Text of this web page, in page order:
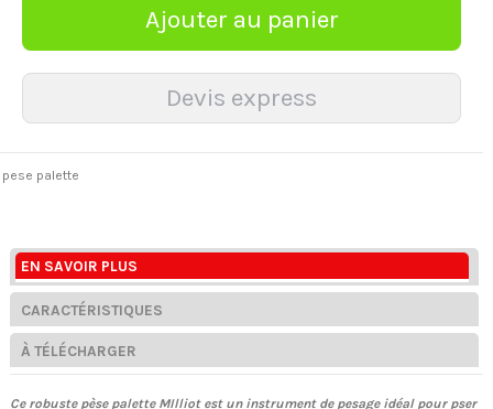
pese palette
EN SAVOIR PLUS
CARACTÉRISTIQUES
À TÉLÉCHARGER
Ce robuste pèse palette MIlliot est un instrument de pesage idéal pour pser